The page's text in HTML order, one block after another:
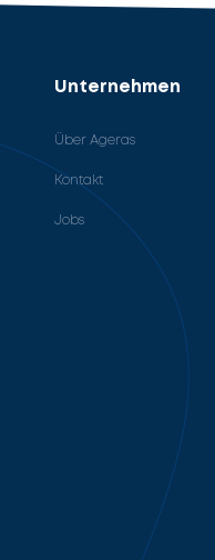
Unternehmen
Über Ageras
Kontakt
Jobs